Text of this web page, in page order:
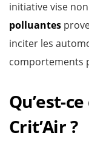
initiative vise
polluantes
inciter les
comportements
Qu’est-
Crit’Air ?